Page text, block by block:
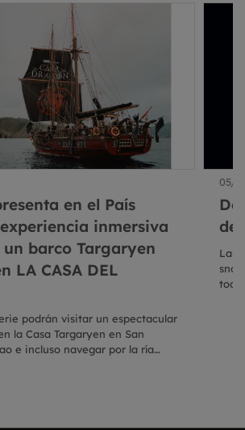
en el País
inmersiva
barco Targaryen
LA CASA DEL
podrán visitar un espectacular
la Casa Targaryen en San
e incluso navegar por la ría
05/
Las
toda